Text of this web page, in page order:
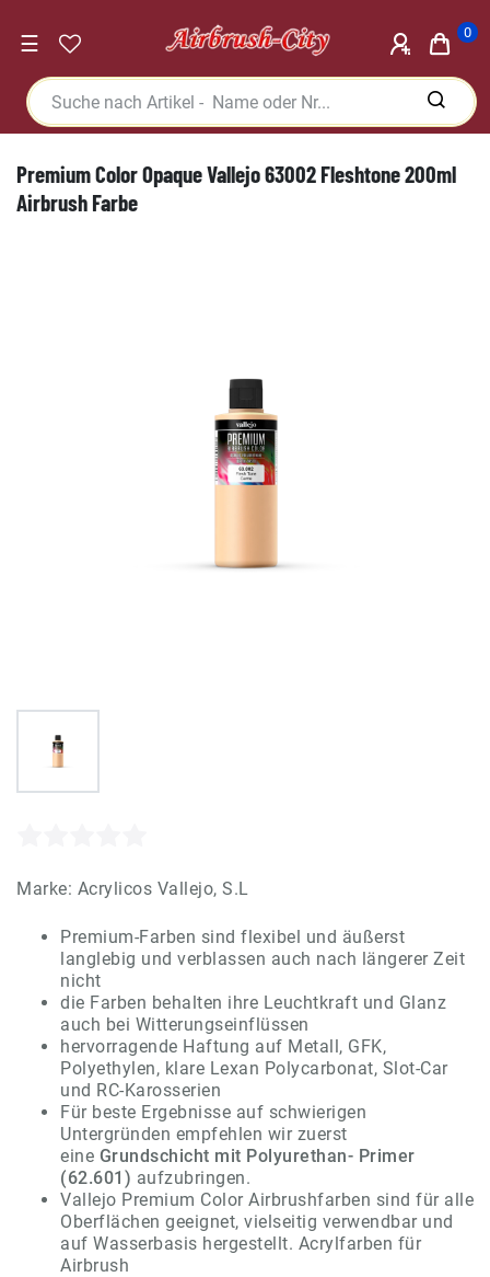
☰ 0
Premium Color Opaque Vallejo 63002 Fleshtone 200ml
Airbrush Farbe
Marke: Acrylicos Vallejo, S.L
Premium-Farben sind flexibel und äußerst
langlebig und verblassen auch nach längerer Zeit
nicht
die Farben behalten ihre Leuchtkraft und Glanz
auch bei Witterungseinflüssen
hervorragende Haftung auf Metall, GFK,
Polyethylen, klare Lexan Polycarbonat, Slot-Car
und RC-Karosserien
Für beste Ergebnisse auf schwierigen
Untergründen empfehlen wir zuerst
eine Grundschicht mit Polyurethan- Primer
(62.601) aufzubringen.
Vallejo Premium Color Airbrushfarben sind für alle
Oberflächen geeignet, vielseitig verwendbar und
auf Wasserbasis hergestellt. Acrylfarben für
Airbrush